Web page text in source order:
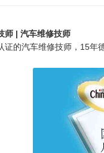
师 | 汽车维修技师